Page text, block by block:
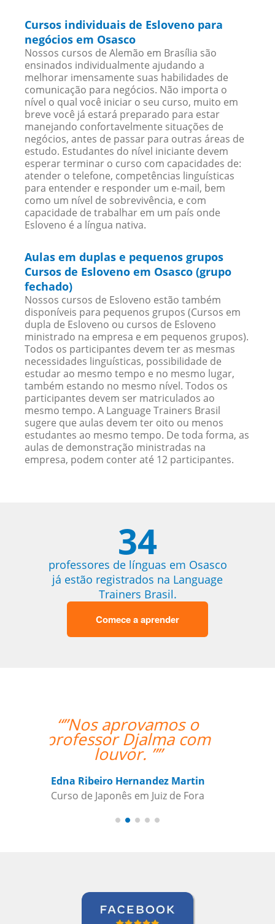
Cursos individuais de Esloveno para
negócios em Osasco
Nossos cursos de Alemão em Brasília são
ensinados individualmente ajudando a
melhorar imensamente suas habilidades de
comunicação para negócios. Não importa o
nível o qual você iniciar o seu curso, muito em
breve você já estará preparado para estar
manejando confortavelmente situações de
negócios, antes de passar para outras áreas de
estudo. Estudantes do nível iniciante devem
esperar terminar o curso com capacidades de:
atender o telefone, competências linguísticas
para entender e responder um e-mail, bem
como um nível de sobrevivência, e com
capacidade de trabalhar em um país onde
Esloveno é a língua nativa.
Aulas em duplas e pequenos grupos
Cursos de Esloveno em Osasco (grupo
fechado)
Nossos cursos de Esloveno estão também
disponíveis para pequenos grupos (Cursos em
dupla de Esloveno ou cursos de Esloveno
ministrado na empresa e em pequenos grupos).
Todos os participantes devem ter as mesmas
necessidades linguísticas, possibilidade de
estudar ao mesmo tempo e no mesmo lugar,
também estando no mesmo nível. Todos os
participantes devem ser matriculados ao
mesmo tempo. A Language Trainers Brasil
sugere que aulas devem ter oito ou menos
estudantes ao mesmo tempo. De toda forma, as
aulas de demonstração ministradas na
empresa, podem conter até 12 participantes.
34
professores de línguas em Osasco
já estão registrados na Language
Trainers Brasil.
Comece a aprender
“” Destaco o trabalho
do Professor Enrico,
que sempre foi
pontual.””
Curso de Italiano em Guarulhos,